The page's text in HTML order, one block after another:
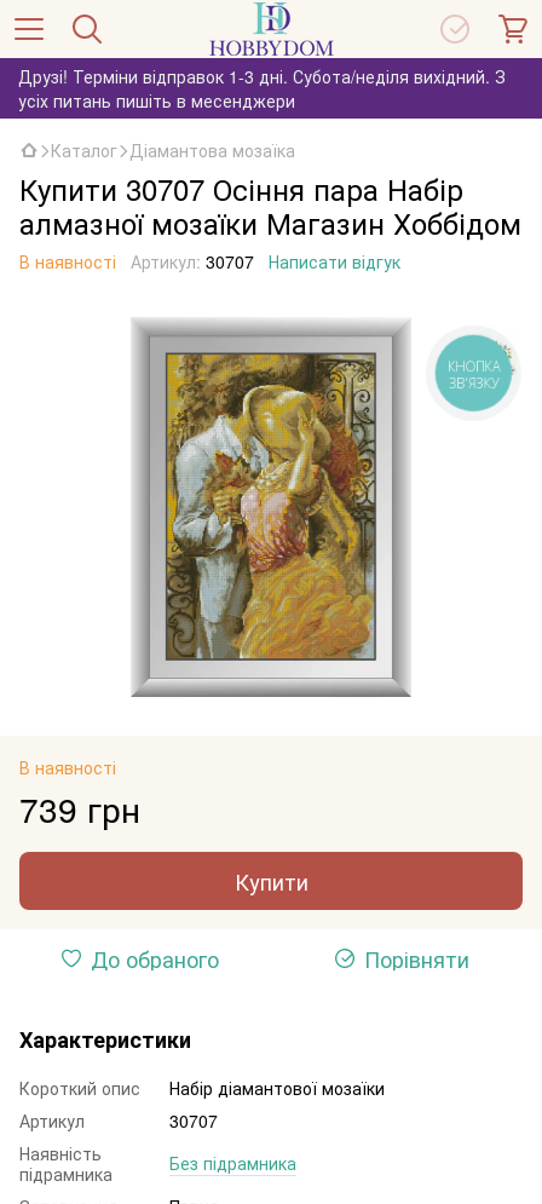
Друзі! Терміни відправок 1-3 дні. Субота/неділя вихідний. З
усіх питань пишіть в месенджери
Каталог Діамантова мозаїка
Купити 30707 Осіння пара Набір
алмазної мозаїки Магазин Хоббідом
В наявності Артикул: 30707 Написати відгук
В наявності
739 грн
Купити
До обраного Порівняти
Характеристики
Короткий опис
Набір діамантової мозаїки
Артикул
30707
Наявність
підрамника
Без підрамника
КНОПКА
ЗВ'ЯЗКУ